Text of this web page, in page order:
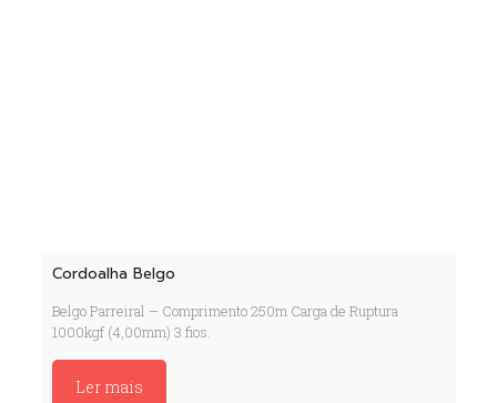
Cordoalha Belgo
Belgo Parreiral – Comprimento 250m Carga de Ruptura
1000kgf (4,00mm) 3 fios.
Ler mais